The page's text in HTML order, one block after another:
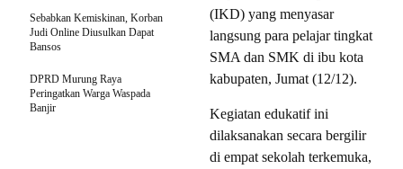
(IKD) yang menyasar
langsung para pelajar tingkat
SMA dan SMK di ibu kota
kabupaten, Jumat (12/12).
Kegiatan edukatif ini
dilaksanakan secara bergilir
di empat sekolah terkemuka,
Sebabkan Kemiskinan, Korban
Judi Online Diusulkan Dapat
Bansos
DPRD Murung Raya
Peringatkan Warga Waspada
Banjir